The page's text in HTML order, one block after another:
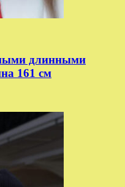
длинными
161 см